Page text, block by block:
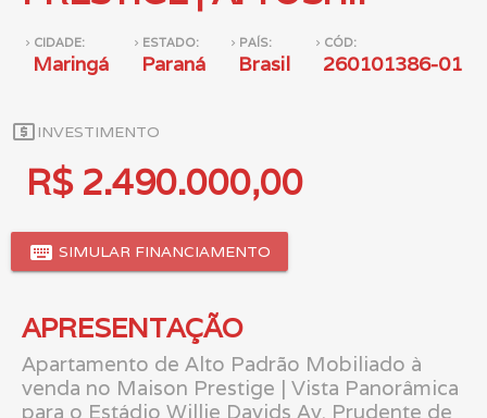
navigate_next CIDADE:
Maringá
navigate_next ESTADO:
Paraná
navigate_next PAÍS:
Brasil
navigate_next CÓD:
260101386-01
local_atm INVESTIMENTO
R$ 2.490.000,00
keyboard SIMULAR FINANCIAMENTO
APRESENTAÇÃO
Apartamento de Alto Padrão Mobiliado à
venda no Maison Prestige | Vista Panorâmica
para o Estádio Willie Davids Av. Prudente de